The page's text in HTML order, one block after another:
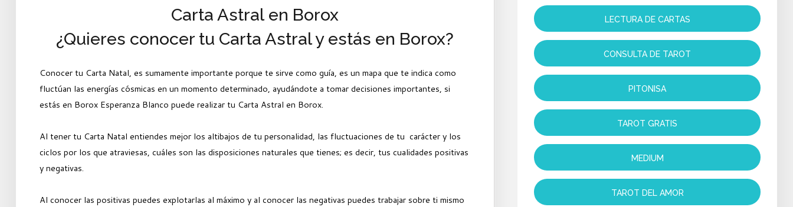
Carta Astral en Borox
¿Quieres conocer tu Carta Astral y estás en Borox?
Conocer tu Carta Natal, es sumamente importante porque te sirve como guía, es un mapa que te indica como
fluctúan las energías cósmicas en un momento determinado, ayudándote a tomar decisiones importantes, si
estás en Borox Esperanza Blanco puede realizar tu Carta Astral en Borox.
Al tener tu Carta Natal entiendes mejor los altibajos de tu personalidad, las fluctuaciones de tu carácter y los
ciclos por los que atraviesas, cuáles son las disposiciones naturales que tienes; es decir, tus cualidades positivas
y negativas.
Al conocer las positivas puedes explotarlas al máximo y al conocer las negativas puedes trabajar sobre ti mismo
LECTURA DE CARTAS
CONSULTA DE TAROT
PITONISA
TAROT GRATIS
MEDIUM
TAROT DEL AMOR